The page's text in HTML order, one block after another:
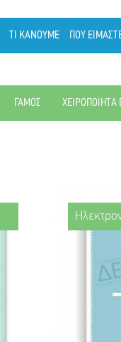
ΤΙ ΚΑΝΟΥΜΕ ΠΟΥ
ΓΑΜΟΣ ΧΕΙΡΟΠΟΙΗΤΑ